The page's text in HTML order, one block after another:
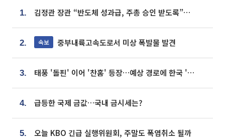
1. 김정관 장관 “반도체 성과급, 주총 승인 받도록”…상법·자본시장법 개정 시사
2. 속보 중부내륙고속도로서 미상 폭발물 발견
3. 태풍 '돌핀' 이어 '찬홈' 등장…예상 경로에 한국 '한숨'
4. 급등한 국제 금값…국내 금시세는?
5. 오늘 KBO 긴급 실행위원회, 주말도 폭염취소 될까